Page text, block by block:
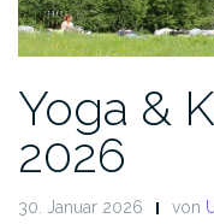
Yoga &
2026
30. Januar 2026 von